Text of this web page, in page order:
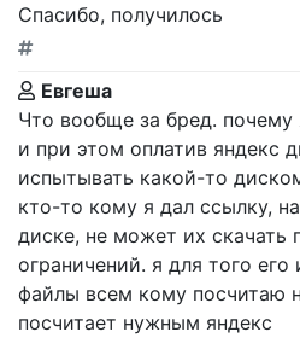
Спасибо, получилось
Евгеша
Что вообще за бред. почему
и при этом оплатив яндекс
испытывать какой-то
кто-то кому я дал ссылку,
диске, не может их скачать
ограничений. я для того его
файлы всем кому посчитаю
посчитает нужным яндекс